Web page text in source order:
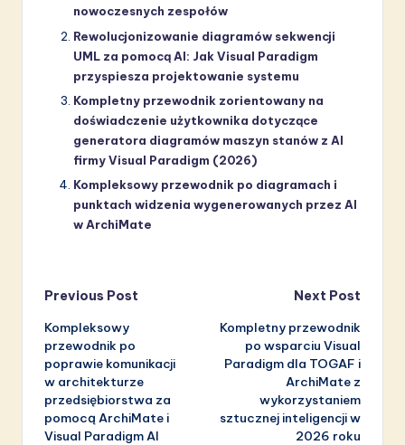
nowoczesnych zespołów
Rewolucjonizowanie diagramów sekwencji
UML za pomocą AI: Jak Visual Paradigm
przyspiesza projektowanie systemu
Kompletny przewodnik zorientowany na
doświadczenie użytkownika dotyczące
generatora diagramów maszyn stanów z AI
firmy Visual Paradigm (2026)
Kompleksowy przewodnik po diagramach i
punktach widzenia wygenerowanych przez AI
w ArchiMate
Post
navigation
Previous Post
Kompleksowy
przewodnik po
poprawie komunikacji
w architekturze
przedsiębiorstwa za
pomocą ArchiMate i
Visual Paradigm AI
Next Post
Kompletny przewodnik
po wsparciu Visual
Paradigm dla TOGAF i
ArchiMate z
wykorzystaniem
sztucznej inteligencji w
2026 roku